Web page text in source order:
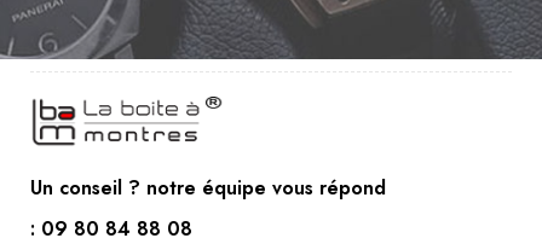
Un conseil ? notre équipe vous répond
: 09 80 84 88 08